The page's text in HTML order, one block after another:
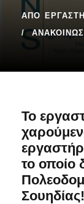
ΑΠΌ
Το
το οποίο
Σουηδίας!